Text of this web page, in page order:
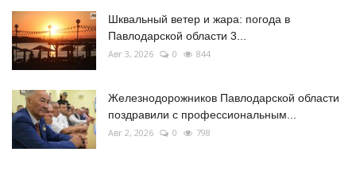
Шквальный ветер и жара: погода в
Павлодарской области 3...
Авг 3, 2026 0 844
Железнодорожников Павлодарской области
поздравили с профессиональным...
Авг 2, 2026 0 798